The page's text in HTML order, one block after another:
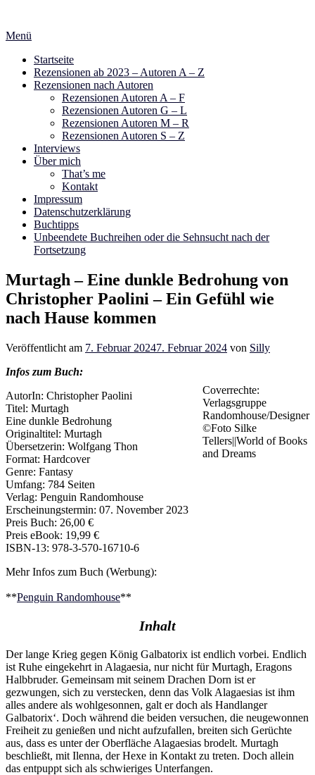
springen
Menü
Startseite
Rezensionen ab 2023 – Autoren A – Z
Rezensionen nach Autoren
Rezensionen Autoren A – F
Rezensionen Autoren G – L
Rezensionen Autoren M – R
Rezensionen Autoren S – Z
Interviews
Über mich
That’s me
Kontakt
Impressum
Datenschutzerklärung
Buchtipps
Unbeendete Buchreihen oder die Sehnsucht nach der
Fortsetzung
Murtagh – Eine dunkle Bedrohung von
Christopher Paolini – Ein Gefühl wie
nach Hause kommen
Veröffentlicht am 7. Februar 20247. Februar 2024 von Silly
Coverrechte:
Verlagsgruppe
Randomhouse/Designer
©Foto Silke
Tellers||World of Books
and Dreams
Infos zum Buch:
AutorIn: Christopher Paolini
Titel: Murtagh
Eine dunkle Bedrohung
Originaltitel: Murtagh
Übersetzerin: Wolfgang Thon
Format: Hardcover
Genre: Fantasy
Umfang: 784 Seiten
Verlag: Penguin Randomhouse
Erscheinungstermin: 07. November 2023
Preis Buch: 26,00 €
Preis eBook: 19,99 €
ISBN-13: 978-3-570-16710-6
Mehr Infos zum Buch (Werbung):
**Penguin Randomhouse**
Inhalt
Der lange Krieg gegen König Galbatorix ist endlich vorbei. Endlich
ist Ruhe eingekehrt in Alagaesia, nur nicht für Murtagh, Eragons
Halbbruder. Gemeinsam mit seinem Drachen Dorn ist er
gezwungen, sich zu verstecken, denn das Volk Alagaesias ist ihm
alles andere als wohlgesonnen, galt er doch als Handlanger
Galbatorix‘. Doch während die beiden versuchen, die neugewonnen
Freiheit zu genießen und nicht aufzufallen, breiten sich Gerüchte
aus, dass es unter der Oberfläche Alagaesias brodelt. Murtagh
beschließt, mit Ilenna, der Hexe in Kontakt zu treten. Doch allein
das entpuppt sich als schwieriges Unterfangen.